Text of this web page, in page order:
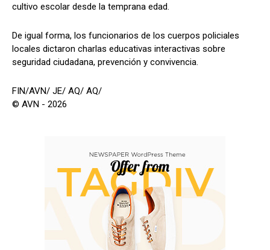
cultivo escolar desde la temprana edad.
De igual forma, los funcionarios de los cuerpos policiales
locales dictaron charlas educativas interactivas sobre
seguridad ciudadana, prevención y convivencia.
FIN/AVN/ JE/ AQ/ AQ/
© AVN - 2026